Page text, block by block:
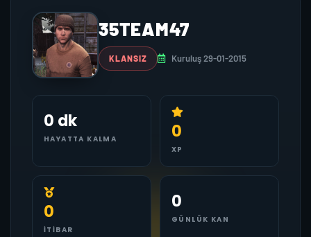
35TEAM47
KLANSIZ Kuruluş 29-01-2015
0 dk
HAYATTA KALMA 0
XP
0
İTIBAR
0
GÜNLÜK KAN